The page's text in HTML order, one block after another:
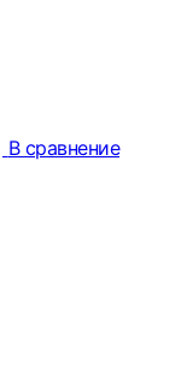
В сравнение